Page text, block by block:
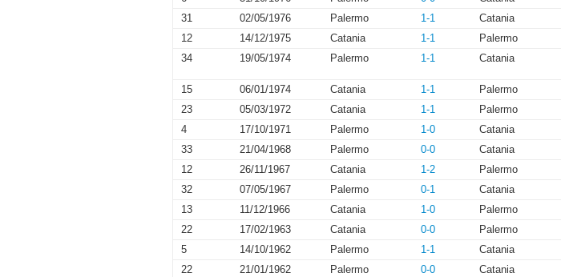
31
02/05/1976 Palermo 1-1 Catania
12
14/12/1975 Catania 1-1 Palermo
34
19/05/1974 Palermo 1-1 Catania
15
06/01/1974 Catania 1-1 Palermo
23
05/03/1972 Catania 1-1 Palermo
4
17/10/1971 Palermo 1-0 Catania
33
21/04/1968 Palermo 0-0 Catania
12
26/11/1967 Catania 1-2 Palermo
32
07/05/1967 Palermo 0-1 Catania
13
11/12/1966 Catania 1-0 Palermo
22
17/02/1963 Catania 0-0 Palermo
5
14/10/1962 Palermo 1-1 Catania
22
21/01/1962 Palermo 0-0 Catania